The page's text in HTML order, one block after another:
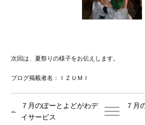
次回は、夏祭りの様子をお伝えします。
ブログ掲載者名：ＩＺＵＭＩ
７月のぽーとよどがわデ
イサービス
７月